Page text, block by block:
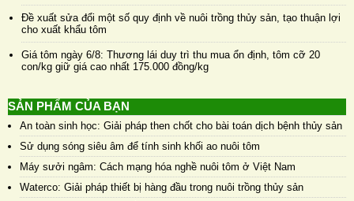
Đề xuất sửa đổi một số quy định về nuôi trồng thủy sản, tạo thuận lợi
cho xuất khẩu tôm
Giá tôm ngày 6/8: Thương lái duy trì thu mua ổn định, tôm cỡ 20
con/kg giữ giá cao nhất 175.000 đồng/kg
SẢN PHẨM CỦA BẠN
An toàn sinh học: Giải pháp then chốt cho bài toán dịch bệnh thủy sản
Sử dụng sóng siêu âm để tính sinh khối ao nuôi tôm
Máy sưởi ngâm: Cách mạng hóa nghề nuôi tôm ở Việt Nam
Waterco: Giải pháp thiết bị hàng đầu trong nuôi trồng thủy sản